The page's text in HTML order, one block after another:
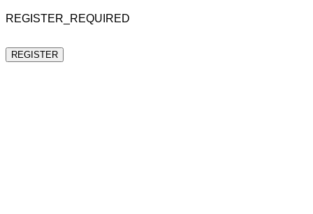
REGISTER_REQUIRED
REGISTER